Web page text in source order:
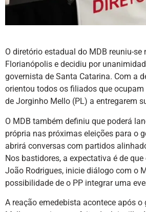
O diretório estadual do MDB reuniu-se
Florianópolis e decidiu por
governista de Santa Catarina. Com a
orientou todos os filiados que ocupam
de Jorginho Mello (PL) a entregarem
O MDB também definiu que poderá
própria nas próximas eleições para o
abrirá conversas com partidos
Nos bastidores, a expectativa é de que
João Rodrigues, inicie diálogo com o
possibilidade de o PP integrar uma
A reação emedebista acontece após